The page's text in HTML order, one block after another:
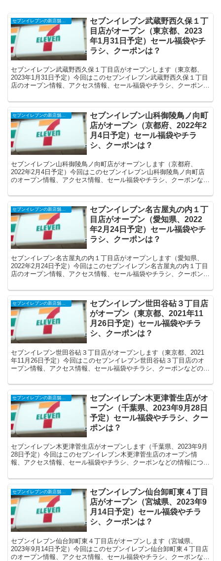
セブンイレブンの新店舗開店予定・オープンセール（福袋）、クーポンなど
セブンイレブン武蔵野西久保１丁
目店がオープン（東京都、2023
年1月31日予定）セール福袋やチ
ラシ、クーポンは？
セブンイレブン武蔵野西久保１丁目店がオープンします（東京都、
2023年1月31日予定）今回はこのセブンイレブン武蔵野西久保１丁目
店のオープン情報、アクセス情報、セール福袋やチラシ、クーポンな
セブンイレブン山科御陵鳥ノ向町
店がオープン（京都府、2022年2
月4日予定）セール福袋やチラ
シ、クーポンは？
セブンイレブン山科御陵鳥ノ向町店がオープンします（京都府、
2022年2月4日予定）今回はこのセブンイレブン山科御陵鳥ノ向町店
のオープン情報、アクセス情報、セール福袋やチラシ、クーポンなど
セブンイレブンの新店舗開店予定・オープンセール（福袋）、クーポンなど
セブンイレブン名古屋丸の内１丁
目店がオープン（愛知県、2022
年2月24日予定）セール福袋やチ
ラシ、クーポンは？
セブンイレブン名古屋丸の内１丁目店がオープンします（愛知県、
2022年2月24日予定）今回はこのセブンイレブン名古屋丸の内１丁目
店のオープン情報、アクセス情報、セール福袋やチラシ、クーポンな
セブンイレブンの新店舗開店予定・オープンセール（福袋）、クーポンなど
セブンイレブン世田谷砧３丁目店
がオープン（東京都、2021年11
月26日予定）セール福袋やチラ
シ、クーポンは？
セブンイレブン世田谷砧３丁目店がオープンします（東京都、2021
年11月26日予定）今回はこのセブンイレブン世田谷砧３丁目店のオ
ープン情報、アクセス情報、セール福袋やチラシ、クーポンなどの情
セブンイレブン木更津菅生店がオ
ープン（千葉県、2023年9月28日
予定）セール福袋やチラシ、クー
ポンは？
セブンイレブン木更津菅生店がオープンします（千葉県、2023年9月
28日予定）今回はこのセブンイレブン木更津菅生店のオープン情
報、アクセス情報、セール福袋やチラシ、クーポンなどの情報につい
セブンイレブンの新店舗開店予定・オープンセール（福袋）、クーポンなど
セブンイレブン仙台卸町東４丁目
店がオープン（宮城県、2023年9
月14日予定）セール福袋やチラ
シ、クーポンは？
セブンイレブン仙台卸町東４丁目店がオープンします（宮城県、
2023年9月14日予定）今回はこのセブンイレブン仙台卸町東４丁目店
のオープン情報、アクセス情報、セール福袋やチラシ、クーポンなど